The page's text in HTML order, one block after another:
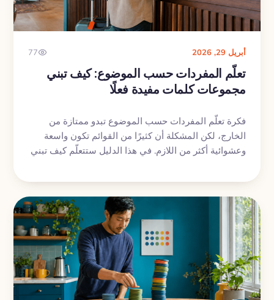
أبريل 29, 2026 77
تعلّم المفردات حسب الموضوع: كيف تبني
مجموعات كلمات مفيدة فعلًا
فكرة تعلّم المفردات حسب الموضوع تبدو ممتازة من
الخارج، لكن المشكلة أن كثيرًا من القوائم تكون واسعة
وعشوائية أكثر من اللازم. في هذا الدليل ستتعلّم كيف تبني
بحيث يسهل تذكّرها واستخدامها فعلًا في الكلام.